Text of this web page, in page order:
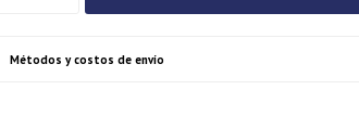
Métodos y costos de envío